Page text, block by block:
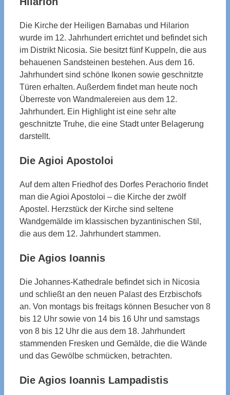
Die Kirche der Heiligen Barnabas und Hilarion
wurde im 12. Jahrhundert errichtet und befindet sich
im Distrikt Nicosia. Sie besitzt fünf Kuppeln, die aus
behauenen Sandsteinen bestehen. Aus dem 16.
Jahrhundert sind schöne Ikonen sowie geschnitzte
Türen erhalten. Außerdem findet man heute noch
Überreste von Wandmalereien aus dem 12.
Jahrhundert. Ein Highlight ist eine sehr alte
geschnitzte Truhe, die eine Stadt unter Belagerung
darstellt.
Die Agioi Apostoloi
Auf dem alten Friedhof des Dorfes Perachorio findet
man die Agioi Apostoloi – die Kirche der zwölf
Apostel. Herzstück der Kirche sind seltene
Wandgemälde im klassischen byzantinischen Stil,
die aus dem 12. Jahrhundert stammen.
Die Agios Ioannis
Die Johannes-Kathedrale befindet sich in Nicosia
und schließt an den neuen Palast des Erzbischofs
an. Von montags bis freitags können Besucher von 8
bis 12 Uhr sowie von 14 bis 16 Uhr und samstags
von 8 bis 12 Uhr die aus dem 18. Jahrhundert
stammenden Fresken und Gemälde, die die Wände
und das Gewölbe schmücken, betrachten.
Die Agios Ioannis Lampadistis